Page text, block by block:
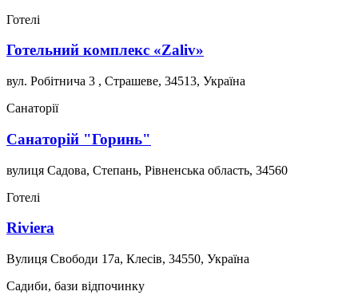
Готелі
Готельний комплекс «Zaliv»
вул. Робітнича 3 , Страшеве, 34513, Україна
Санаторії
Санаторій "Горинь"
вулиця Садова, Степань, Рівненська область, 34560
Готелі
Riviera
Вулиця Свободи 17а, Клесів, 34550, Україна
Садиби, бази відпочинку